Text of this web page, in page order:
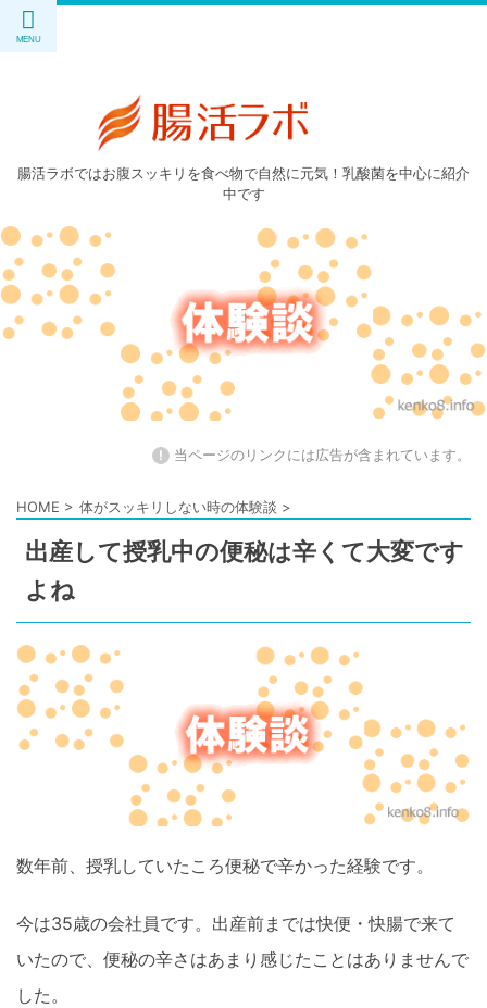
腸活ラボではお腹スッキリを食べ物で自然に元気！乳酸菌を中心に紹介
中です
! 当ページのリンクには広告が含まれています。
HOME > 体がスッキリしない時の体験談 >
出産して授乳中の便秘は辛くて大変です
よね
数年前、授乳していたころ便秘で辛かった経験です。
今は35歳の会社員です。出産前までは快便・快腸で来て
いたので、便秘の辛さはあまり感じたことはありませんで
した。